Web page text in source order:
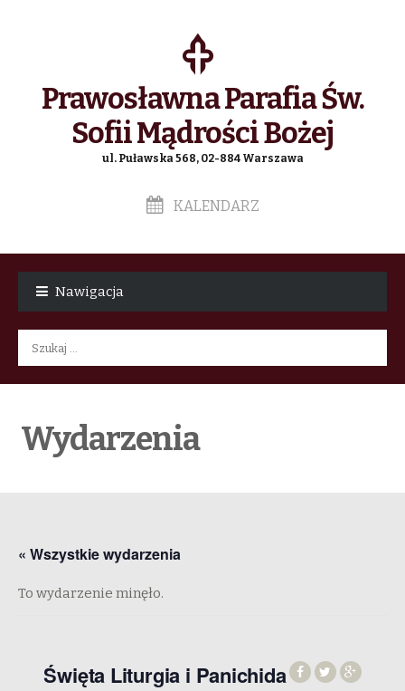
Prawosławna Parafia Św.
Sofii Mądrości Bożej
ul. Puławska 568, 02-884 Warszawa
KALENDARZ
Nawigacja
Szukaj:
Wydarzenia
« Wszystkie wydarzenia
To wydarzenie minęło.
Święta Liturgia i Panichida